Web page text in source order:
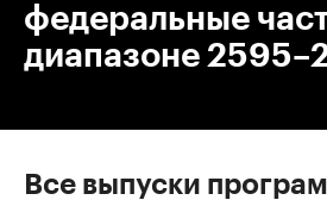
федеральные
диапазоне
Все выпуски